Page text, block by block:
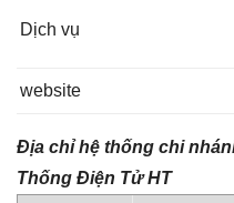
Dịch vụ
website
Địa chỉ hệ thống chi
Thống Điện Tử HT